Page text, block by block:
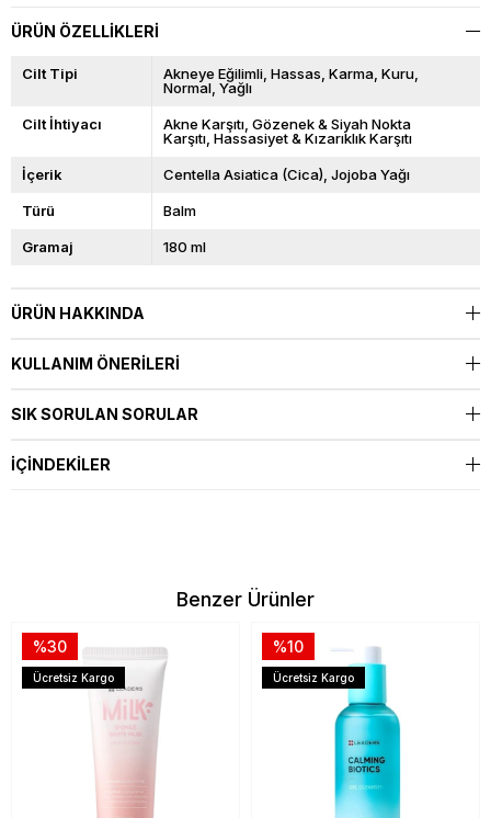
ÜRÜN ÖZELLIKLERI
Cilt Tipi Akneye Eğilimli Hassas Karma Kuru
Normal Yağlı
Cilt İhtiyacı Akne Karşıtı Gözenek & Siyah Nokta
Karşıtı Hassasiyet & Kızarıklık Karşıtı
İçerik Centella Asiatica (Cica) Jojoba Yağı
Türü Balm
Gramaj 180 ml
ÜRÜN HAKKINDA
KULLANIM ÖNERILERI
SIK SORULAN SORULAR
İÇINDEKILER
Benzer Ürünler
%30
Ücretsiz Kargo
%10
Ücretsiz Kargo